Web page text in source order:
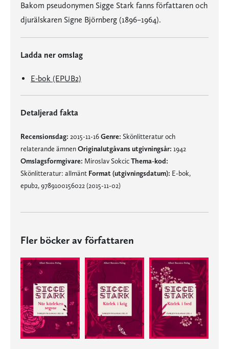
Bakom pseudonymen Sigge Stark fanns författaren och
djurälskaren Signe Björnberg (1896–1964).
Ladda ner omslag
E-bok (EPUB2)
Detaljerad fakta
Recensionsdag: 2015-11-16Genre: Skönlitteratur och
relaterande ämnenOriginalutgåvans utgivningsår: 1942
Omslagsformgivare: Miroslav SokcicThema-kod:
Skönlitteratur: allmänt Format (utgivningsdatum): E-bok,
epub2, 9789100156022 (2015-11-02)
Fler böcker av författaren